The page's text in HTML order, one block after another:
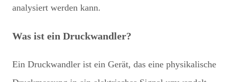
analysiert werden kann.
Was ist ein Druckwandler?
Ein Druckwandler ist ein Gerät, das eine physikalische